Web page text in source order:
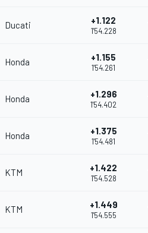
Ducati +1.122
1'54.228
Honda +1.155
1'54.261
Honda +1.296
1'54.402
Honda +1.375
1'54.481
KTM +1.422
1'54.528
KTM +1.449
1'54.555